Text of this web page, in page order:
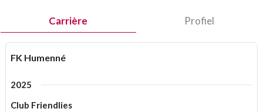
Carrière Profiel
FK Humenné
2025
Club Friendlies